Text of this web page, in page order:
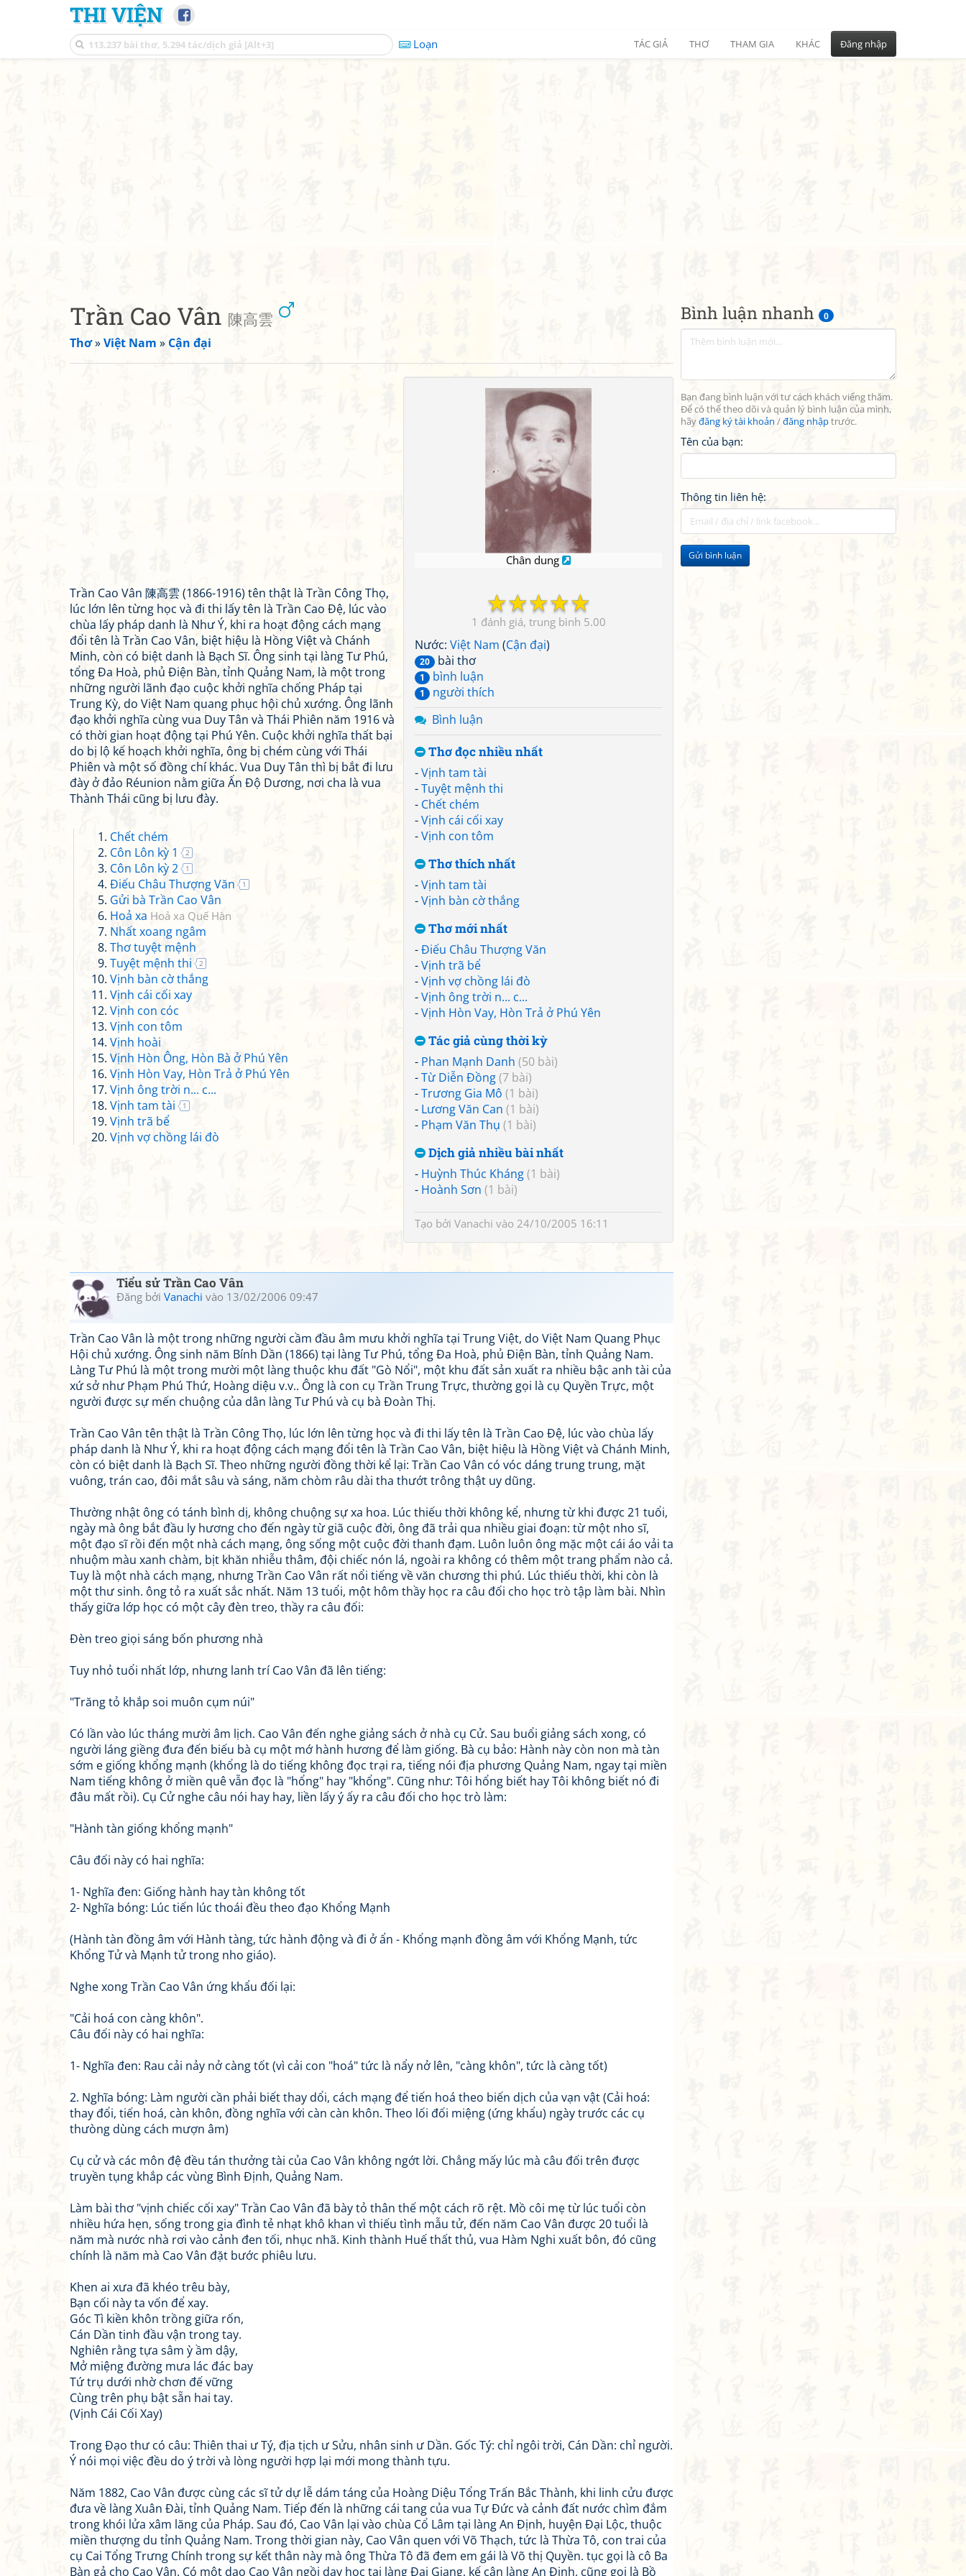
THI VIỆN
Loạn TÁC GIẢ THƠ THAM GIA KHÁC Đăng nhập
Bình luận nhanh 0
Bạn đang bình luận với tư cách khách viếng thăm.
Để có thể theo dõi và quản lý bình luận của mình,
hãyđăng ký tài khoản /đăng nhậptrước.
Tên của bạn:
Thông tin liên hệ:
Gửi bình luận
Trần Cao Vân 陳高雲
Thơ»Việt Nam » Cận đại
Chân dung
☆
☆
☆
☆
☆
1 5.00
Nước: Việt Nam (Cận đại)
20 bài thơ
1 bình luận
1
người thích
Bình luận
Thơ đọc nhiều nhất
-Vịnh tam tài
-Tuyệt mệnh thi
- Chết chém
-Vịnh cái cối xay
-Vịnh con tôm
Thơ thích nhất
-Vịnh tam tài
-Vịnh bàn cờ thắng
Thơ mới nhất
-Điếu Châu Thượng Văn
-Vịnh trã bể
-Vịnh vợ chồng lái đò
-Vịnh ông trời n... c...
-Vịnh Hòn Vay, Hòn Trả ở Phú Yên
Tác giả cùng thời kỳ
- Phan Mạnh Danh (50 bài)
-Từ Diễn Đồng(7 bài)
-Trương Gia Mô (1 bài)
- Lương Văn Can (1 bài)
- Phạm Văn Thụ (1 bài)
Dịch giả nhiều bài nhất
- Huỳnh Thúc Kháng(1 bài)
- Hoành Sơn (1 bài)
Tạo bởi Vanachi vào 24/10/2005 16:11
Trần Cao Vân 陳高雲 (1866-1916) tên thật là Trần Công Thọ,
lúc lớn lên từng học và đi thi lấy tên là Trần Cao Đệ, lúc vào
chùa lấy pháp danh là Như Ý, khi ra hoạt động cách mạng
đổi tên là Trần Cao Vân, biệt hiệu là Hồng Việt và Chánh
Minh, còn có biệt danh là Bạch Sĩ. Ông sinh tại làng Tư Phú,
tổng Đa Hoà, phủ Điện Bàn, tỉnh Quảng Nam, là một trong
những người lãnh đạo cuộc khởi nghĩa chống Pháp tại
Trung Kỳ, do Việt Nam quang phục hội chủ xướng. Ông lãnh
đạo khởi nghĩa cùng vua Duy Tân và Thái Phiên năm 1916 và
có thời gian hoạt động tại Phú Yên. Cuộc khởi nghĩa thất bại
do bị lộ kế hoạch khởi nghĩa, ông bị chém cùng với Thái
Phiên và một số đồng chí khác. Vua Duy Tân thì bị bắt đi lưu
đày ở đảo Réunion nằm giữa Ấn Độ Dương, nơi cha là vua
Thành Thái cũng bị lưu đày.
Chết chém
Côn Lôn kỳ 1
2
Côn Lôn kỳ 2 1
Điếu Châu Thượng Văn 1
Gửi bà Trần Cao Vân
Hoả xa Hoả xa Quế Hàn
Nhất xoang ngâm
Thơ tuyệt mệnh
Tuyệt mệnh thi
2
Vịnh bàn cờ thắng
Vịnh cái cối xay
Vịnh con cóc
Vịnh con tôm
Vịnh hoài
Vịnh Hòn Ông, Hòn Bà ở Phú Yên
Vịnh Hòn Vay, Hòn Trả ở Phú Yên
Vịnh ông trời n... c...
Vịnh tam tài
1
Vịnh trã bể
Vịnh vợ chồng lái đò
Tiểu sử Trần Cao Vân
Đăng bởi Vanachi vào 13/02/2006 09:47
Trần Cao Vân là một trong những người cầm đầu âm mưu khởi nghĩa tại Trung Việt, do Việt Nam Quang Phục
Hội chủ xướng. Ông sinh năm Bính Dần (1866) tại làng Tư Phú, tổng Đa Hoà, phủ Điện Bàn, tỉnh Quảng Nam.
Làng Tư Phú là một trong mười một làng thuộc khu đất "Gò Nổi", một khu đất sản xuất ra nhiều bậc anh tài của
xứ sở như Phạm Phú Thứ, Hoàng diệu v.v.. Ông là con cụ Trần Trung Trực, thường gọi là cụ Quyền Trực, một
người được sự mến chuộng của dân làng Tư Phú và cụ bà Đoàn Thị.
Trần Cao Vân tên thật là Trần Công Thọ, lúc lớn lên từng học và đi thi lấy tên là Trần Cao Đệ, lúc vào chùa lấy
pháp danh là Như Ý, khi ra hoạt động cách mạng đổi tên là Trần Cao Vân, biệt hiệu là Hồng Việt và Chánh Minh,
còn có biệt danh là Bạch Sĩ. Theo những người đồng thời kể lại: Trần Cao Vân có vóc dáng trung trung, mặt
vuông, trán cao, đôi mắt sâu và sáng, năm chòm râu dài tha thướt trông thật uy dũng.
Thường nhật ông có tánh bình dị, không chuộng sự xa hoa. Lúc thiếu thời không kể, nhưng từ khi được 21 tuổi,
ngày mà ông bắt đầu ly hương cho đến ngày từ giã cuộc đời, ông đã trải qua nhiều giai đoạn: từ một nho sĩ,
một đạo sĩ rồi đến một nhà cách mạng, ông sống một cuộc đời thanh đạm. Luôn luôn ông mặc một cái áo vải ta
nhuộm màu xanh chàm, bịt khăn nhiễu thâm, đội chiếc nón lá, ngoài ra không có thêm một trang phẩm nào cả.
Tuy là một nhà cách mạng, nhưng Trần Cao Vân rất nổi tiếng về văn chương thi phú. Lúc thiếu thời, khi còn là
một thư sinh. ông tỏ ra xuất sắc nhất. Năm 13 tuổi, một hôm thầy học ra câu đối cho học trò tập làm bài. Nhìn
thấy giữa lớp học có một cây đèn treo, thầy ra câu đối:
Đèn treo giọi sáng bốn phương nhà
Tuy nhỏ tuổi nhất lớp, nhưng lanh trí Cao Vân đã lên tiếng:
"Trăng tỏ khắp soi muôn cụm núi"
Có lần vào lúc tháng mười âm lịch. Cao Vân đến nghe giảng sách ở nhà cụ Cử. Sau buổi giảng sách xong, có
người láng giềng đưa đến biếu bà cụ một mớ hành hương để làm giống. Bà cụ bảo: Hành này còn non mà tàn
sớm e giống khổng mạnh (khổng là do tiếng không đọc trại ra, tiếng nói địa phương Quảng Nam, ngay tại miền
Nam tiếng không ở miền quê vẫn đọc là "hổng" hay "khổng". Cũng như: Tôi hổng biết hay Tôi không biết nó đi
đâu mất rồi). Cụ Cử nghe câu nói hay hay, liền lấy ý ấy ra câu đối cho học trò làm:
"Hành tàn giống khổng mạnh"
Câu đối này có hai nghĩa:
1- Nghĩa đen: Giống hành hay tàn không tốt
2- Nghĩa bóng: Lúc tiến lúc thoái đều theo đạo Khổng Mạnh
(Hành tàn đồng âm với Hành tàng, tức hành động và đi ở ẩn - Khổng mạnh đồng âm với Khổng Mạnh, tức
Khổng Tử và Mạnh tử trong nho giáo).
Nghe xong Trần Cao Vân ứng khẩu đối lại:
"Cải hoá con càng khôn".
Câu đối này có hai nghĩa:
1- Nghĩa đen: Rau cải nảy nở càng tốt (vì cải con "hoá" tức là nẩy nở lên, "càng khôn", tức là càng tốt)
2. Nghĩa bóng: Làm người cần phải biết thay dổi, cách mạng để tiến hoá theo biến dịch của vạn vật (Cải hoá:
thay đổi, tiến hoá, càn khôn, đồng nghĩa với càn càn khôn. Theo lối đối miệng (ứng khẩu) ngày trước các cụ
thưòng dùng cách mượn âm)
Cụ cử và các môn đệ đều tán thưởng tài của Cao Vân không ngớt lời. Chẳng mấy lúc mà câu đối trên được
truyền tụng khắp các vùng Bình Định, Quảng Nam.
Làm bài thơ "vịnh chiếc cối xay" Trần Cao Vân đã bày tỏ thân thế một cách rõ rệt. Mồ côi mẹ từ lúc tuổi còn
nhiều hứa hẹn, sống trong gia đình tẻ nhạt khô khan vì thiếu tình mẫu tử, đến năm Cao Vân được 20 tuổi là
năm mà nước nhà rơi vào cảnh đen tối, nhục nhã. Kinh thành Huế thất thủ, vua Hàm Nghi xuất bôn, đó cũng
chính là năm mà Cao Vân đặt bước phiêu lưu.
Khen ai xưa đã khéo trêu bày,
Bạn cối này ta vốn để xay.
Góc Tì kiền khôn trồng giữa rốn,
Cán Dần tinh đầu vận trong tay.
Nghiên rằng tựa sâm ỳ ầm dậy,
Mở miệng đường mưa lác đác bay
Tứ trụ dưới nhờ chơn đế vững
Cùng trên phụ bật sẵn hai tay.
(Vịnh Cái Cối Xay)
Trong Đạo thư có câu: Thiên thai ư Tý, địa tịch ư Sửu, nhân sinh ư Dần. Gốc Tý: chỉ ngôi trời, Cán Dần: chỉ người.
Ý nói mọi việc đều do ý trời và lòng người hợp lại mới mong thành tựu.
Năm 1882, Cao Vân được cùng các sĩ tử dự lễ dám táng của Hoàng Diệu Tổng Trấn Bắc Thành, khi linh cửu được
đưa về làng Xuân Đài, tỉnh Quảng Nam. Tiếp đến là những cái tang của vua Tự Đức và cảnh đất nước chìm đắm
trong khói lửa xâm lăng của Pháp. Sau đó, Cao Vân lại vào chùa Cổ Lâm tại làng An Định, huyện Đại Lộc, thuộc
miền thượng du tỉnh Quảng Nam. Trong thời gian này, Cao Vân quen với Võ Thạch, tức là Thừa Tô, con trai của
cụ Cai Tổng Trưng Chính trong sự kết thân này mà ông Thừa Tô đã đem em gái là Võ thị Quyền. tục gọi là cô Ba
Bàn gả cho Cao Vân. Có một dạo Cao Vân ngồi dạy học tại làng Đại Giang, kế cận làng An Định, cũng gọi là Bồ